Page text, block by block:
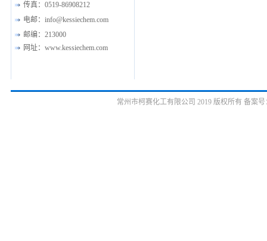
传真： 0519-86908212
电邮： info@kessiechem.com
邮编： 213000
网址： www.kessiechem.com
常州市柯赛化工有限公司 2019 版权所有 备案号